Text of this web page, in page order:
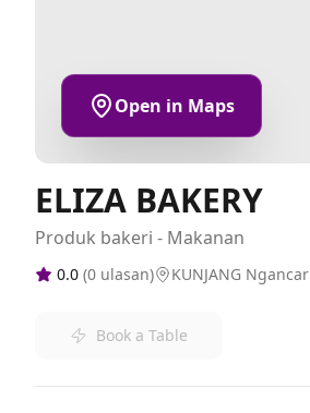
Open in Maps
ELIZA BAKERY
Produk bakeri - Makanan
0.0 (0 ulasan) KUNJANG Ngancar
Book a Table